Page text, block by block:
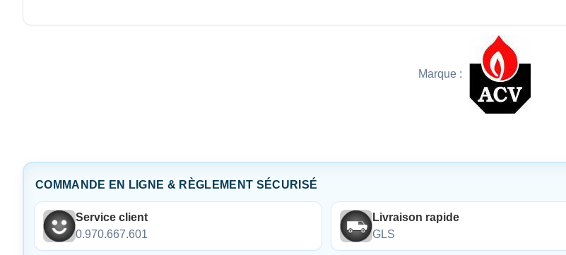
Marque :
COMMANDE EN LIGNE & RÈGLEMENT SÉCURISÉ
Service client
0.970.667.601
Livraison rapide
GLS